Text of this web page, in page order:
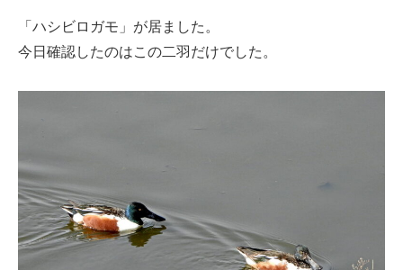
「ハシビロガモ」が居ました。
今日確認したのはこの二羽だけでした。